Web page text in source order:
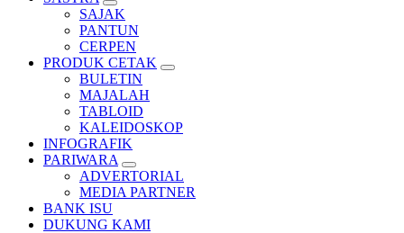
SAJAK
PANTUN
CERPEN
PRODUK CETAK
BULETIN
MAJALAH
TABLOID
KALEIDOSKOP
INFOGRAFIK
PARIWARA
ADVERTORIAL
MEDIA PARTNER
BANK ISU
DUKUNG KAMI